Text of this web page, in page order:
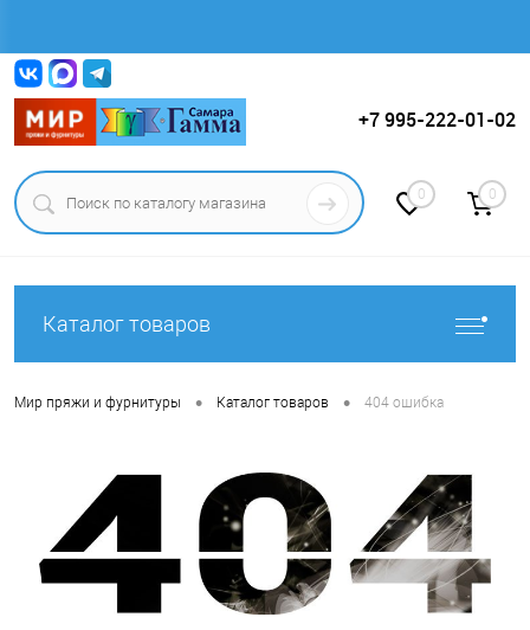
+7 995-222-01-02
0 0
Каталог товаров
Мир пряжи и фурнитуры • Каталог товаров • 404 ошибка